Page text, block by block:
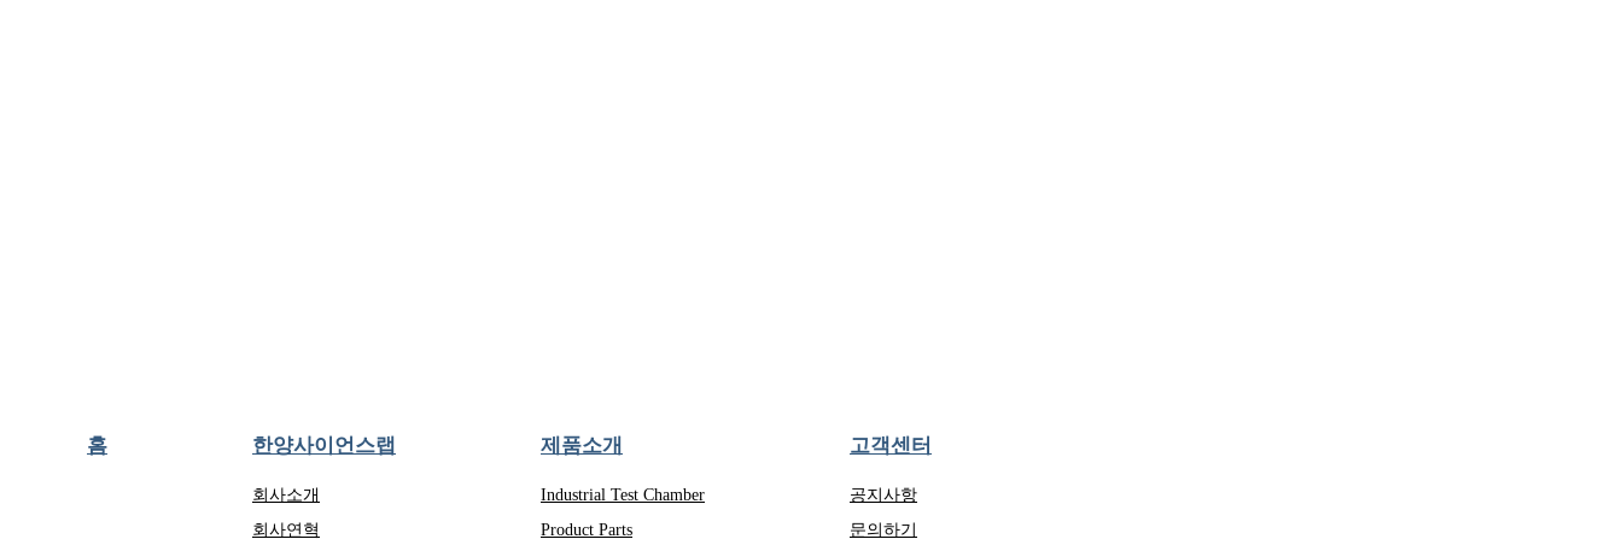
홈 한양사이언스랩
회사소개
회사연혁
제품소개
Industrial Test Chamber
Product Parts
고객센터
공지사항
문의하기